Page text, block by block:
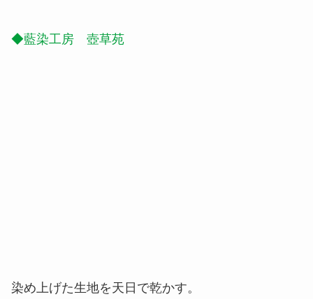
◆藍染工房 壺草苑
染め上げた生地を天日で乾かす。